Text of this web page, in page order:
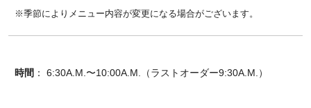
※季節によりメニュー内容が変更になる場合がございます。
時間 ： 6:30A.M.〜10:00A.M.（ラストオーダー9:30A.M.）